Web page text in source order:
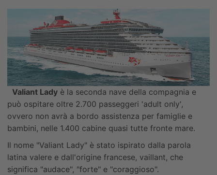
Valiant Lady è la seconda nave della compagnia e
può ospitare oltre 2.700 passeggeri 'adult only',
ovvero non avrà a bordo assistenza per famiglie e
bambini, nelle 1.400 cabine quasi tutte fronte mare.
Il nome "Valiant Lady" è stato ispirato dalla parola
latina valere e dall'origine francese, vaillant, che
significa "audace", "forte" e "coraggioso".